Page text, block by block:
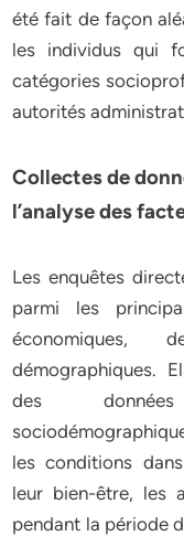
été fait de façon
les individus qui
catégories
autorités
Collectes de
l’analyse des
Les enquêtes
parmi les
économiques,
démographiques.
des
les conditions
leur bien-être, les
pendant la période